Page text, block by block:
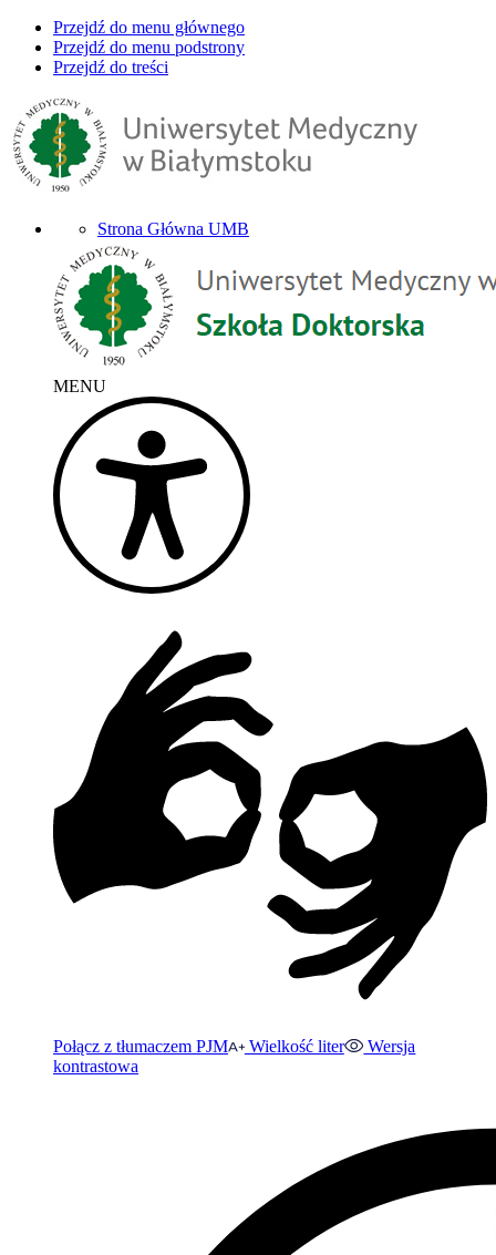
Przejdź do menu głównego
Przejdź do menu podstrony
Przejdź do treści
Strona Główna UMB
MENU
Połącz z tłumaczem PJM Wielkość liter
Wersja
kontrastowa